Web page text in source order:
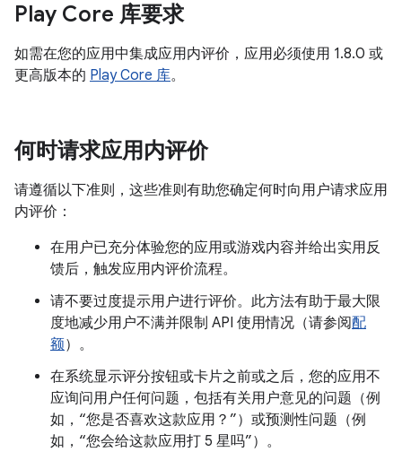
Play Core 库要求
如需在您的应用中集成应用内评价，应用必须使用 1.8.0 或
更高版本的 Play Core 库。
何时请求应用内评价
请遵循以下准则，这些准则有助您确定何时向用户请求应用
内评价：
在用户已充分体验您的应用或游戏内容并给出实用反
馈后，触发应用内评价流程。
请不要过度提示用户进行评价。此方法有助于最大限
度地减少用户不满并限制 API 使用情况（请参阅配
额）。
在系统显示评分按钮或卡片之前或之后，您的应用不
应询问用户任何问题，包括有关用户意见的问题（例
如，“您是否喜欢这款应用？”）或预测性问题（例
如，“您会给这款应用打 5 星吗”）。